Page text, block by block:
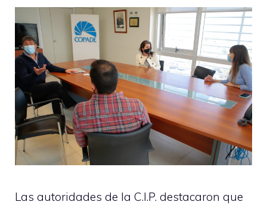
Las autoridades de la C.I.P. destacaron que